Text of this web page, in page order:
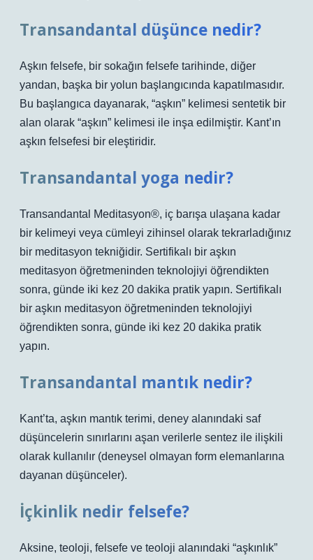
Transandantal düşünce nedir?
Aşkın felsefe, bir sokağın felsefe tarihinde, diğer
yandan, başka bir yolun başlangıcında kapatılmasıdır.
Bu başlangıca dayanarak, “aşkın” kelimesi sentetik bir
alan olarak “aşkın” kelimesi ile inşa edilmiştir. Kant’ın
aşkın felsefesi bir eleştiridir.
Transandantal yoga nedir?
Transandantal Meditasyon®, iç barışa ulaşana kadar
bir kelimeyi veya cümleyi zihinsel olarak tekrarladığınız
bir meditasyon tekniğidir. Sertifikalı bir aşkın
meditasyon öğretmeninden teknolojiyi öğrendikten
sonra, günde iki kez 20 dakika pratik yapın. Sertifikalı
bir aşkın meditasyon öğretmeninden teknolojiyi
öğrendikten sonra, günde iki kez 20 dakika pratik
yapın.
Transandantal mantık nedir?
Kant’ta, aşkın mantık terimi, deney alanındaki saf
düşüncelerin sınırlarını aşan verilerle sentez ile ilişkili
olarak kullanılır (deneysel olmayan form elemanlarına
dayanan düşünceler).
İçkinlik nedir felsefe?
Aksine, teoloji, felsefe ve teoloji alanındaki “aşkınlık”